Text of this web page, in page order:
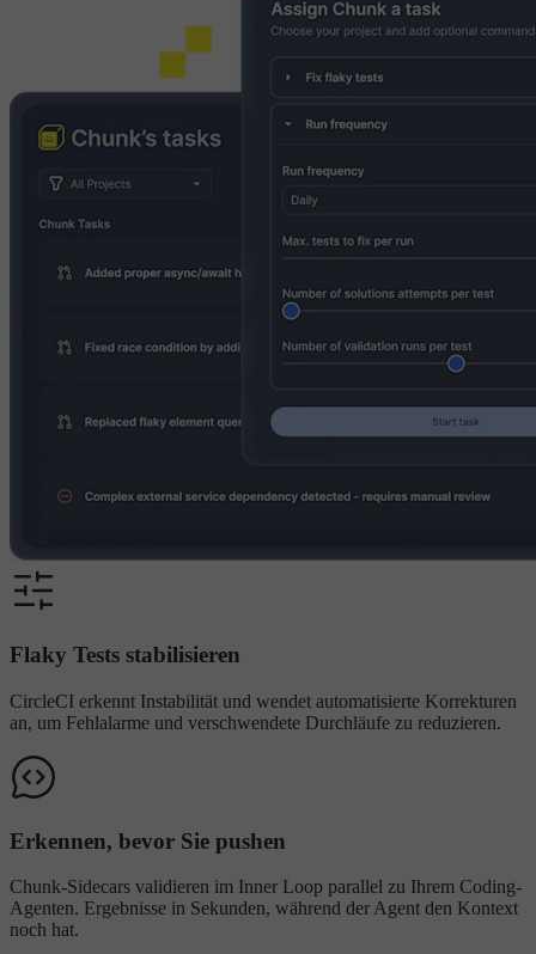
Flaky Tests stabilisieren
CircleCI erkennt Instabilität und wendet automatisierte Korrekturen
an, um Fehlalarme und verschwendete Durchläufe zu reduzieren.
Erkennen, bevor Sie pushen
Chunk-Sidecars validieren im Inner Loop parallel zu Ihrem Coding-
Agenten. Ergebnisse in Sekunden, während der Agent den Kontext
noch hat.